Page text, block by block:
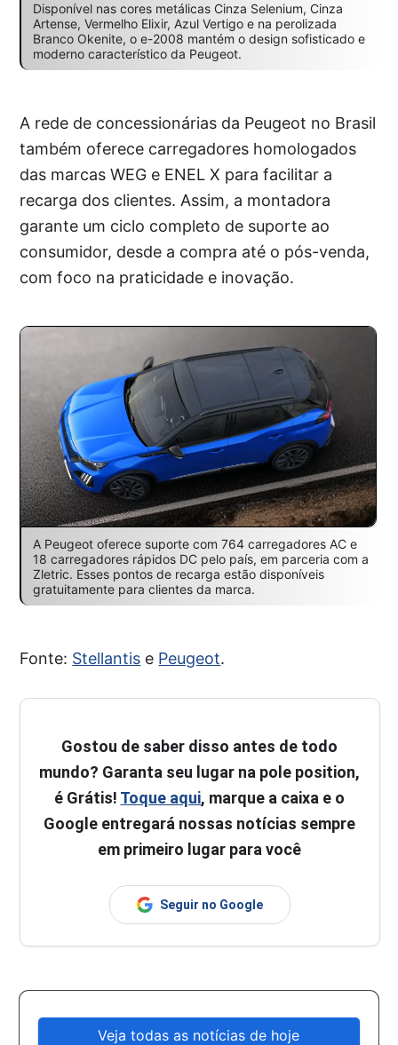
Disponível nas cores metálicas Cinza Selenium, Cinza
Artense, Vermelho Elixir, Azul Vertigo e na perolizada
Branco Okenite, o e-2008 mantém o design sofisticado e
moderno característico da Peugeot.
A rede de concessionárias da Peugeot no Brasil
também oferece carregadores homologados
das marcas WEG e ENEL X para facilitar a
recarga dos clientes. Assim, a montadora
garante um ciclo completo de suporte ao
consumidor, desde a compra até o pós-venda,
com foco na praticidade e inovação.
A Peugeot oferece suporte com 764 carregadores AC e
18 carregadores rápidos DC pelo país, em parceria com a
Zletric. Esses pontos de recarga estão disponíveis
gratuitamente para clientes da marca.
Fonte: Stellantis e Peugeot.
Gostou de saber disso antes de todo
mundo? Garanta seu lugar na pole position,
é Grátis! Toque aqui, marque a caixa e o
Google entregará nossas notícias sempre
em primeiro lugar para você
Seguir no Google
Veja todas as notícias de hoje